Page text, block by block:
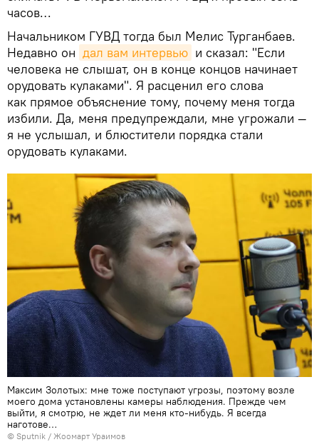
часов…
Начальником ГУВД тогда был Мелис Турганбаев.
Недавно он дал вам интервью и сказал: "Если
человека не слышат, он в конце концов начинает
орудовать кулаками". Я расценил его слова
как прямое объяснение тому, почему меня тогда
избили. Да, меня предупреждали, мне угрожали —
я не услышал, и блюстители порядка стали
орудовать кулаками.
Максим Золотых: мне тоже поступают угрозы, поэтому возле
моего дома установлены камеры наблюдения. Прежде чем
выйти, я смотрю, не ждет ли меня кто-нибудь. Я всегда
наготове…
© Sputnik / Жоомарт Ураимов